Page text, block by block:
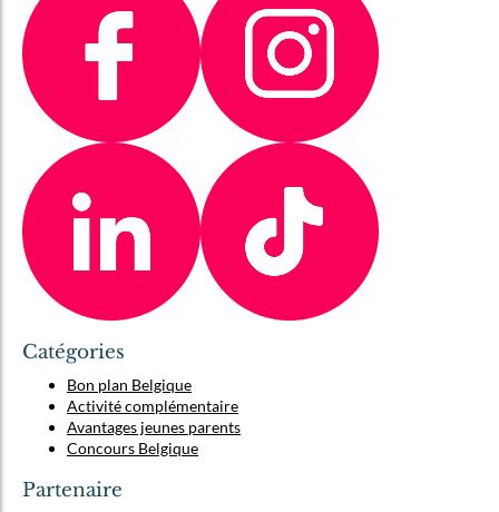
Catégories
Bon plan Belgique
Activité complémentaire
Avantages jeunes parents
Concours Belgique
Partenaire